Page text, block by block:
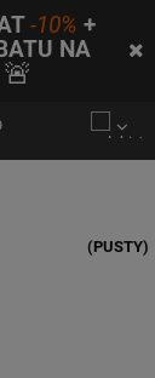
-10% +
NA
🚨
(PUSTY)